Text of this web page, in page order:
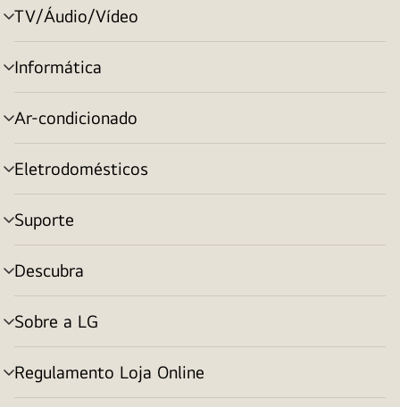
TV/Áudio/Vídeo
alternar
menu
Informática
alternar
menu
Ar-condicionado
alternar
menu
Eletrodomésticos
alternar
menu
Suporte
alternar
menu
Descubra
alternar
menu
Sobre a LG
alternar
menu
Regulamento Loja Online
alternar
menu